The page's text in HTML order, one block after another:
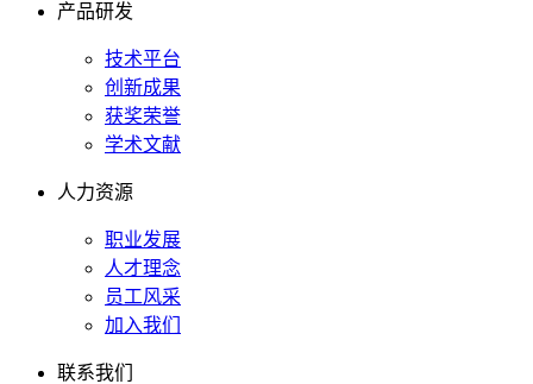
产品研发
技术平台
创新成果
获奖荣誉
学术文献
人力资源
职业发展
人才理念
员工风采
加入我们
联系我们